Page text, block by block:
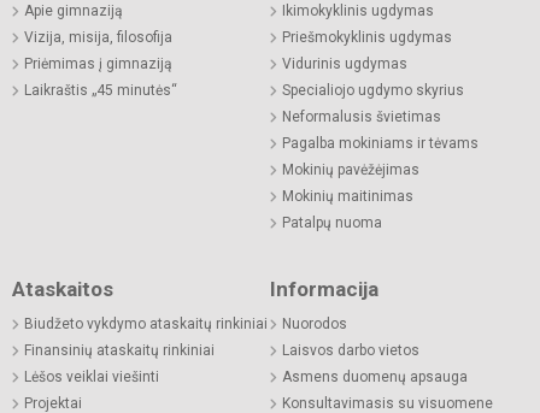
Apie gimnaziją
Vizija, misija, filosofija
Priėmimas į gimnaziją
Laikraštis „45 minutės“
Ikimokyklinis ugdymas
Priešmokyklinis ugdymas
Vidurinis ugdymas
Specialiojo ugdymo skyrius
Neformalusis švietimas
Pagalba mokiniams ir tėvams
Mokinių pavėžėjimas
Mokinių maitinimas
Patalpų nuoma
Ataskaitos
Biudžeto vykdymo ataskaitų rinkiniai
Finansinių ataskaitų rinkiniai
Lėšos veiklai viešinti
Projektai
Informacija
Nuorodos
Laisvos darbo vietos
Asmens duomenų apsauga
Konsultavimasis su visuomene